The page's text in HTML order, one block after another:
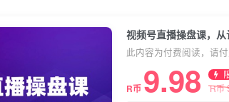
此内容为付费阅读，请
R币 9.98 R币